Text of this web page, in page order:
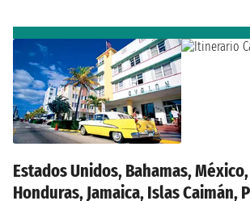
Estados Unidos, Bahamas,
Honduras, Jamaica, Islas Caimán,